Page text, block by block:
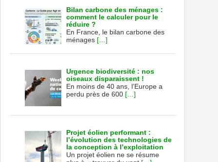
Bilan carbone des ménages :
comment le calculer pour le
réduire ?
En France, le bilan carbone des
ménages […]
Urgence biodiversité : nos
oiseaux disparaissent !
En moins de 40 ans, l’Europe a
perdu près de 600 […]
Projet éolien performant :
l’évolution des technologies de
la conception à l’exploitation
Un projet éolien ne se résume